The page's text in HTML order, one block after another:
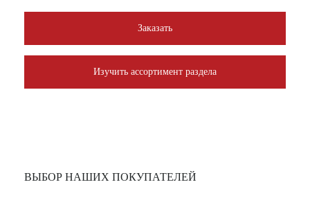
Заказать
Изучить ассортимент раздела
ВЫБОР НАШИХ ПОКУПАТЕЛЕЙ